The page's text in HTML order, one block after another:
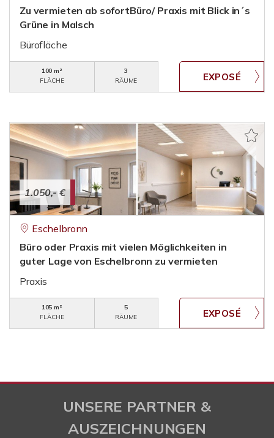
Zu vermieten ab sofortBüro/ Praxis mit Blick in´s
Grüne in Malsch
Bürofläche
100 m²
FLÄCHE
3
RÄUME
1.050,- €
Eschelbronn
Büro oder Praxis mit vielen Möglichkeiten in
guter Lage von Eschelbronn zu vermieten
Praxis
105 m²
FLÄCHE
5
RÄUME
UNSERE PARTNER &
AUSZEICHNUNGEN